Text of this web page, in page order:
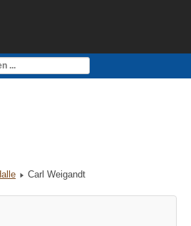
Carl Weigandt